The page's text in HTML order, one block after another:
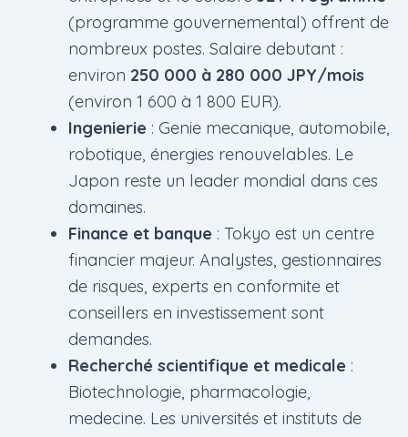
(programme gouvernemental) offrent de
nombreux postes. Salaire debutant :
environ 250 000 à 280 000 JPY/mois
(environ 1 600 à 1 800 EUR).
Ingenierie: Genie mecanique, automobile,
robotique, énergies renouvelables. Le
Japon reste un leader mondial dans ces
domaines.
Finance et banque: Tokyo est un centre
financier majeur. Analystes, gestionnaires
de risques, experts en conformite et
conseillers en investissement sont
demandes.
Recherché scientifique et medicale:
Biotechnologie, pharmacologie,
medecine. Les universités et instituts de